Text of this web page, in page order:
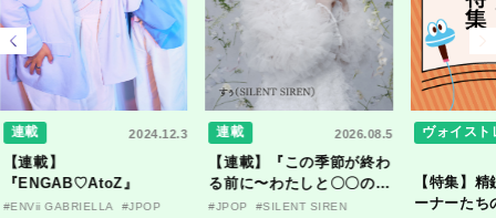
連載 2024.12.3
【連載】
『ENGAB♡AtoZ』
#ENVii GABRIELLA
#JPOP
連載 2026.08.5
【連載】『この季節が終わ
る前に〜わたしと〇〇のは
なし〜』
#JPOP
#SILENT SIREN
ヴォイスト
【特集】
ーナーたち